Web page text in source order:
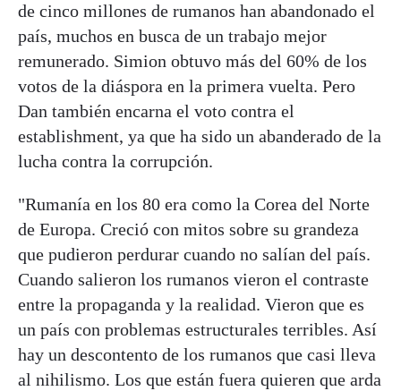
de cinco millones de rumanos han abandonado el
país, muchos en busca de un trabajo mejor
remunerado. Simion obtuvo más del 60% de los
votos de la diáspora en la primera vuelta. Pero
Dan también encarna el voto contra el
establishment, ya que ha sido un abanderado de la
lucha contra la corrupción.
"Rumanía en los 80 era como la Corea del Norte
de Europa. Creció con mitos sobre su grandeza
que pudieron perdurar cuando no salían del país.
Cuando salieron los rumanos vieron el contraste
entre la propaganda y la realidad. Vieron que es
un país con problemas estructurales terribles. Así
hay un descontento de los rumanos que casi lleva
al nihilismo. Los que están fuera quieren que arda